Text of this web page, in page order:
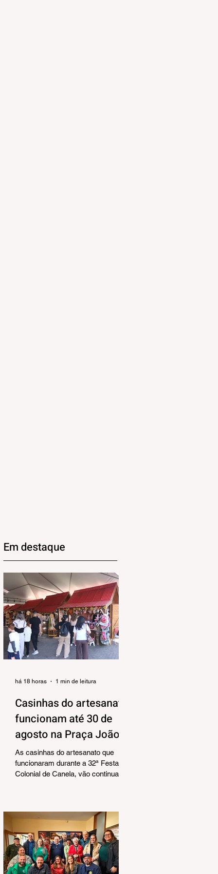
Em destaque
Casinhas do artesanato
funcionam até 30 de
agosto na Praça João
Corrêa
As casinhas do artesanato que
funcionaram durante a 32ª Festa
Colonial de Canela, vão continuar
Secretaria Municipal de Turismo e
Cultura, a pedido dos próprios
artesãos, a estrutura seguirá
montada para aproveitar a
movimentação da cidade durante a
Temporada de Inverno, que também
há 18 horas 1 min de leitura